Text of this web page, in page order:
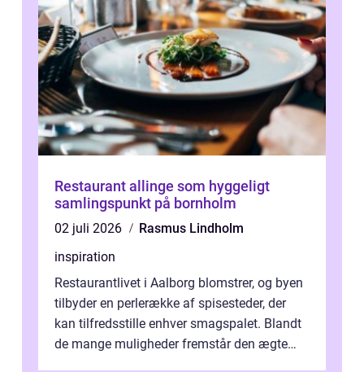
Restaurant allinge som hyggeligt
samlingspunkt på bornholm
02 juli 2026
Rasmus Lindholm
inspiration
Restaurantlivet i Aalborg blomstrer, og byen
tilbyder en perlerække af spisesteder, der
kan tilfredsstille enhver smagspalet. Blandt
de mange muligheder fremstår den ægte